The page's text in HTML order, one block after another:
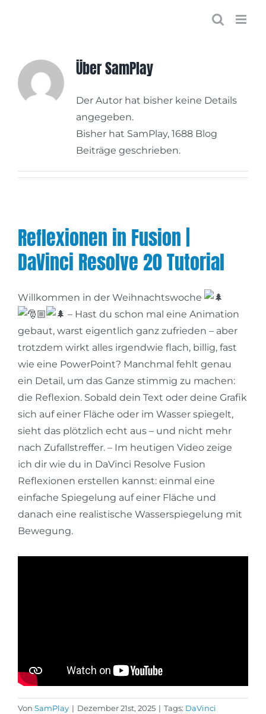
ÜberSamPlay
Der Autor hat bisher keine Details
angegeben.
Bisher hat SamPlay, 1688 Blog
Beiträge geschrieben.
Reflexionen in Fusion |
DaVinci Resolve 20 Tutorial
Willkommen in der Weihnachtswoche
– Hast du schon mal eine Animation
gebaut, warst eigentlich ganz zufrieden – aber
trotzdem wirkt alles irgendwie flach, billig, fast
wie eine PowerPoint? Manchmal fehlt genau
ein Detail, um das Ganze stimmig zu machen:
die Reflexion. Sobald dein Text oder deine Grafik
sich auf einer Fläche oder im Wasser spiegelt,
sieht das plötzlich echt aus – und nicht mehr
nach Zufallstreffer. – Im heutigen Video zeige
ich dir wie du in DaVinci Resolve Fusion
Reflexionen erstellen kannst: einmal eine
einfache Spiegelung auf einer Fläche und
danach eine realistische Wasserspiegelung mit
Bewegung.
Von SamPlay | Dezember 21st, 2025 | Tags: DaVinci